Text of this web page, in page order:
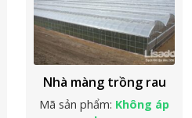
Nhà màng trồng rau
Mã sản phẩm: Không áp